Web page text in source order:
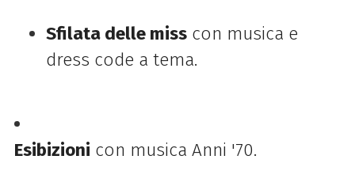
Sfilata delle misscon musica e
dress code a tema.
Esibizioni con musica Anni '70.